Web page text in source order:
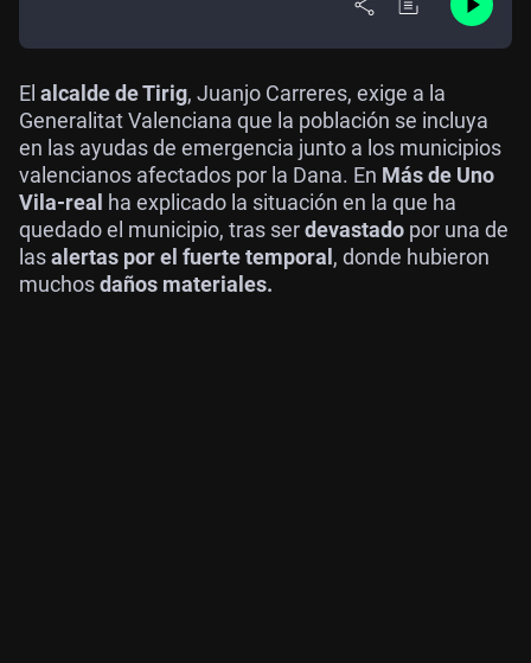
El alcalde de Tirig, Juanjo Carreres, exige a la
Generalitat Valenciana que la población se incluya
en las ayudas de emergencia junto a los municipios
valencianos afectados por la Dana. En Más de Uno
Vila-real
ha explicado la situación en la que ha
quedado el municipio, tras serdevastado por una de
lasalertas por el fuerte temporal , donde hubieron
muchosdaños materiales.